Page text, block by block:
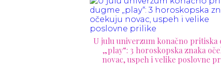
U julu univerzum konačno pritiska
„play“: 3 horoskopska znaka
novac, uspeh i velike poslovne